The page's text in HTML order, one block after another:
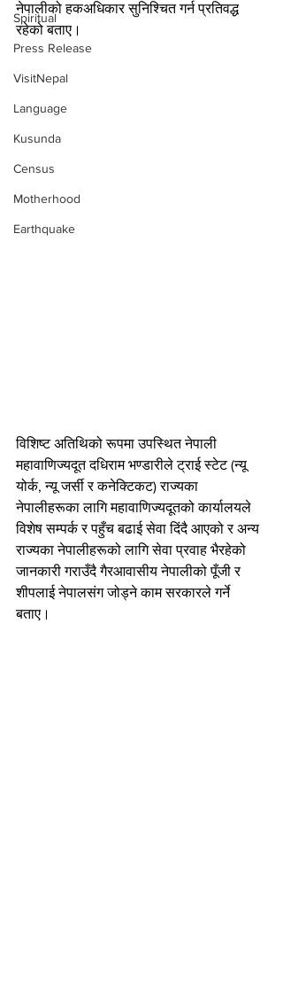
Spiritual
Press Release
VisitNepal
Language
Kusunda
Census
Motherhood
Earthquake
नेपालीको हकअधिकार सुनिश्चित गर्न प्रतिवद्ध
रहेको बताए।
विशिष्ट अतिथिको रूपमा उपस्थित नेपाली
महावाणिज्यदूत दधिराम भण्डारीले ट्राई स्टेट (न्यू
योर्क, न्यू जर्सी र कनेक्टिकट) राज्यका
नेपालीहरूका लागि महावाणिज्यदूतको कार्यालयले
विशेष सम्पर्क र पहुँच बढाई सेवा दिंदै आएको र अन्य
राज्यका नेपालीहरूको लागि सेवा प्रवाह भैरहेको
जानकारी गराउँदै गैरआवासीय नेपालीको पूँजी र
शीपलाई नेपालसंग जोड्ने काम सरकारले गर्ने
बताए।